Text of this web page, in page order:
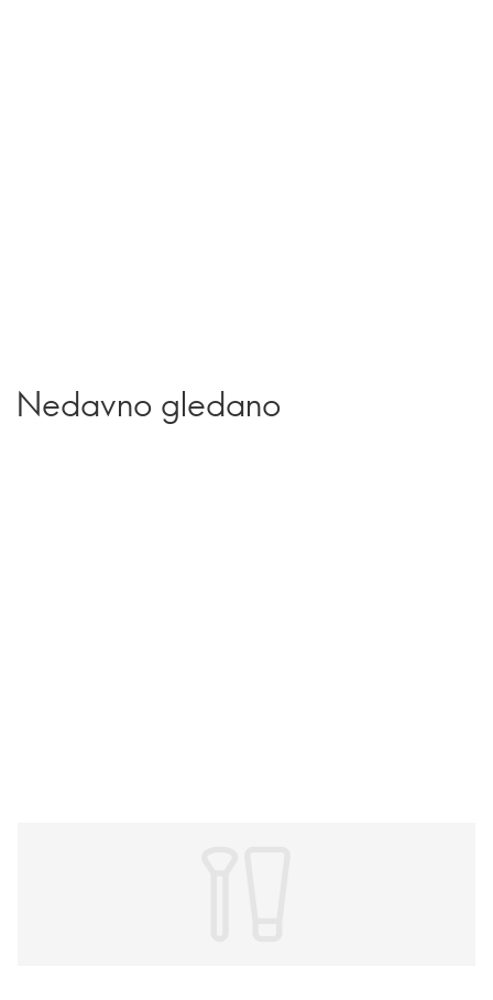
Nedavno gledano